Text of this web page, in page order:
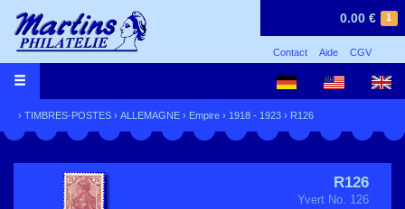
1
0.00 €
Contact Aide CGV
› TIMBRES-POSTES › ALLEMAGNE › Empire › 1918 - 1923 › R126
R126
Yvert No. 126